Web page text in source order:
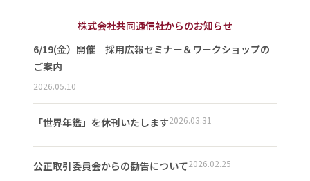
株式会社共同通信社からのお知らせ
6/19(金）開催 採用広報セミナー＆ワークショップの
ご案内
2026.05.10
「世界年鑑」を休刊いたします2026.03.31
公正取引委員会からの勧告について2026.02.25